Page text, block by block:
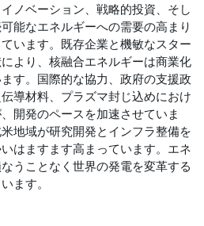
ノベーション、戦略的投資、そし
能なエネルギーへの需要の高まり
います。既存企業と機敏なスター
より、核融合エネルギーは商業化
す。国際的な協力、政府の支援政
導材料、プラズマ封じ込めにおけ
開発のペースを加速させていま
地域が研究開発とインフラ整備を
はますます高まっています。エネ
うことなく世界の発電を変革する
ます。